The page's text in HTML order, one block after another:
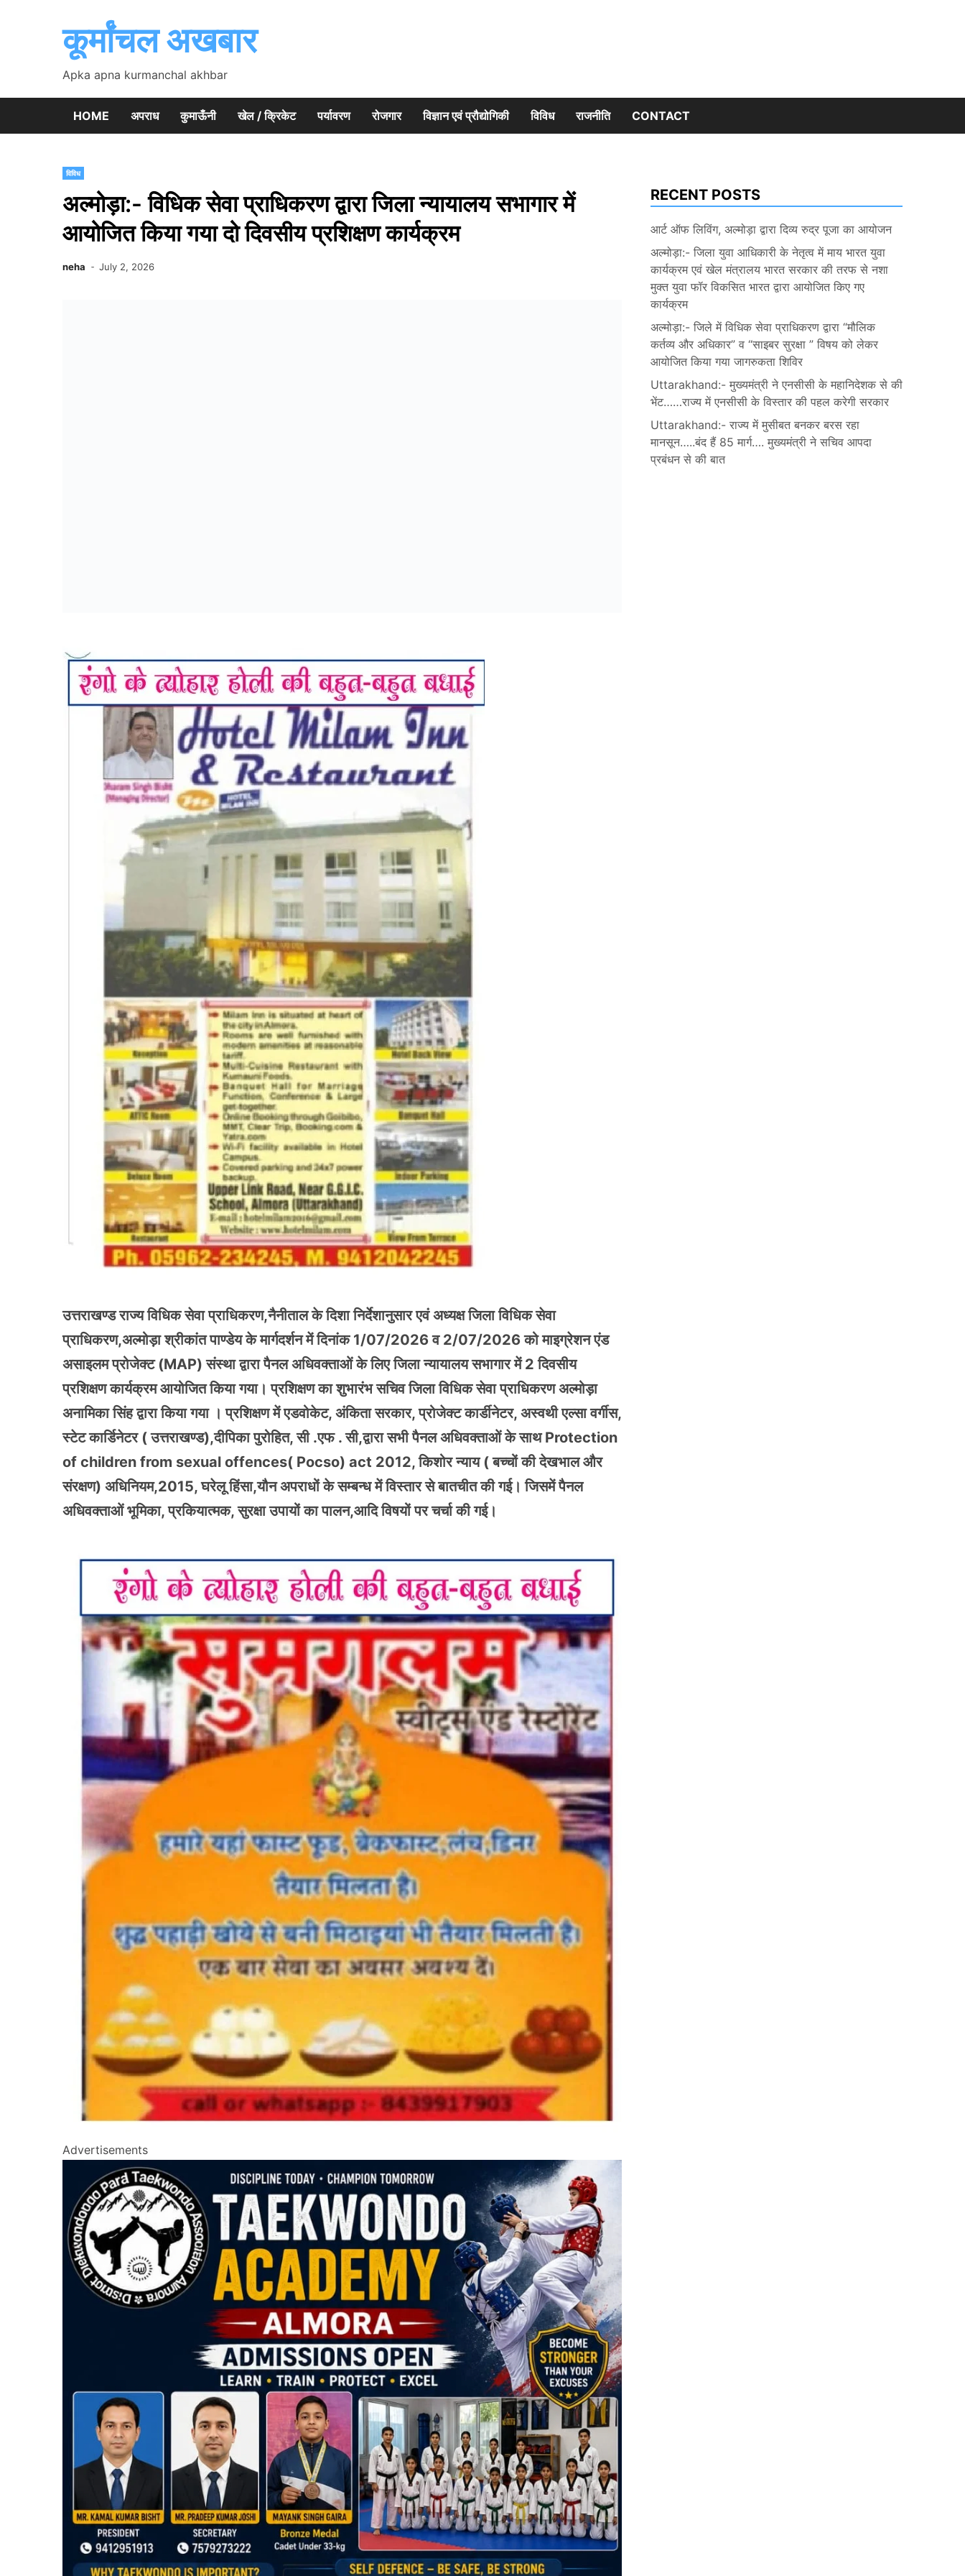
कूर्मांचल अखबार
Apka apna kurmanchal akhbar
HOME अपराध कुमाऊँनी खेल / क्रिकेट पर्यावरण रोजगार विज्ञान एवं प्रौद्योगिकी विविध राजनीति CONTACT
विविध
अल्मोड़ा:- विधिक सेवा प्राधिकरण द्वारा जिला न्यायालय सभागार में
आयोजित किया गया दो दिवसीय प्रशिक्षण कार्यक्रम
neha July 2, 2026
उत्तराखण्ड राज्य विधिक सेवा प्राधिकरण,नैनीताल के दिशा निर्देशानुसार एवं अध्यक्ष जिला विधिक सेवा
प्राधिकरण,अल्मोड़ा श्रीकांत पाण्डेय के मार्गदर्शन में दिनांक 1/07/2026 व 2/07/2026 को माइग्रेशन एंड
असाइलम प्रोजेक्ट (MAP) संस्था द्वारा पैनल अधिवक्ताओं के लिए जिला न्यायालय सभागार में 2 दिवसीय
प्रशिक्षण कार्यक्रम आयोजित किया गया। प्रशिक्षण का शुभारंभ सचिव जिला विधिक सेवा प्राधिकरण अल्मोड़ा
अनामिका सिंह द्वारा किया गया । प्रशिक्षण में एडवोकेट, अंकिता सरकार, प्रोजेक्ट कार्डीनेटर, अस्वथी एल्सा वर्गीस,
स्टेट कार्डिनेटर ( उत्तराखण्ड),दीपिका पुरोहित, सी .एफ . सी,द्वारा सभी पैनल अधिवक्ताओं के साथ Protection
of children from sexual offences( Pocso) act 2012, किशोर न्याय ( बच्चों की देखभाल और
संरक्षण) अधिनियम,2015, घरेलू हिंसा,यौन अपराधों के सम्बन्ध में विस्तार से बातचीत की गई। जिसमें पैनल
अधिवक्ताओं भूमिका, प्रकियात्मक, सुरक्षा उपायों का पालन,आदि विषयों पर चर्चा की गई।
Advertisements
RECENT POSTS
आर्ट ऑफ लिविंग, अल्मोड़ा द्वारा दिव्य रुद्र पूजा का आयोजन
अल्मोड़ा:- जिला युवा आधिकारी के नेतृत्व में माय भारत युवा
कार्यक्रम एवं खेल मंत्रालय भारत सरकार की तरफ से नशा
मुक्त युवा फॉर विकसित भारत द्वारा आयोजित किए गए
कार्यक्रम
अल्मोड़ा:- जिले में विधिक सेवा प्राधिकरण द्वारा “मौलिक
कर्तव्य और अधिकार” व “साइबर सुरक्षा ” विषय को लेकर
आयोजित किया गया जागरुकता शिविर
Uttarakhand:- मुख्यमंत्री ने एनसीसी के महानिदेशक से की
भेंट……राज्य में एनसीसी के विस्तार की पहल करेगी सरकार
Uttarakhand:- राज्य में मुसीबत बनकर बरस रहा
मानसून…..बंद हैं 85 मार्ग…. मुख्यमंत्री ने सचिव आपदा
प्रबंधन से की बात